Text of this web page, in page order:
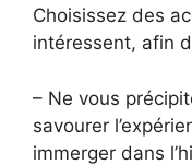
Choisissez des
intéressent, afin
– Ne vous
savourer
immerger dans